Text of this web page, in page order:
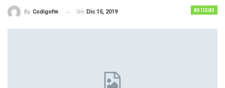
NOTICIAS
By Codigofm On Dic 15, 2019